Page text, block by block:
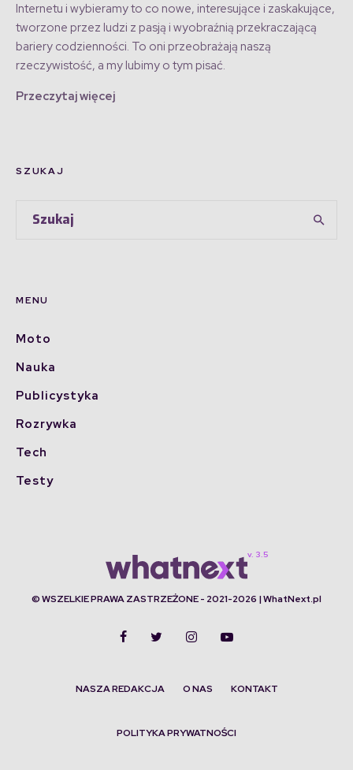
Internetu i wybieramy to co nowe, interesujące i zaskakujące,
tworzone przez ludzi z pasją i wyobraźnią przekraczającą
bariery codzienności. To oni przeobrażają naszą
rzeczywistość, a my lubimy o tym pisać.
Przeczytaj więcej
SZUKAJ
MENU
Moto
Nauka
Publicystyka
Rozrywka
Tech
Testy
© WSZELKIE PRAWA ZASTRZEŻONE - 2021-2026 | WhatNext.pl
NASZA REDAKCJA O NAS KONTAKT
POLITYKA PRYWATNOŚCI